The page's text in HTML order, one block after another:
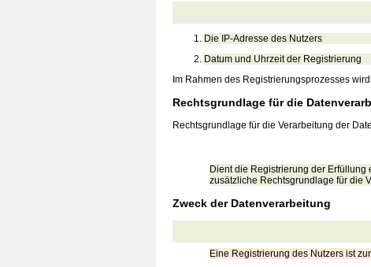
Die IP-Adresse des Nutzers
Datum und Uhrzeit der Registrierung
Im Rahmen des Registrierungsprozesses
Rechtsgrundlage für die
Rechtsgrundlage für die Verarbeitung der
Dient die Registrierung der Erfüllung
zusätzliche Rechtsgrundlage für die
Zweck der Datenverarbeitung
Eine Registrierung des Nutzers ist